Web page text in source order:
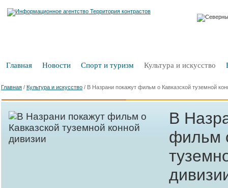
Главная Новости Спорт и туризм Культура и искусство
Главная / Культура и искусство / В Назрани покажут фильм о Кавказской туземной
В
фильм